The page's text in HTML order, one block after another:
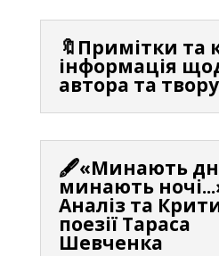
🔖Примітки та
інформація
автора та твору
🖋️«Минають
минають
Аналіз та
поезії Тараса
Шевченка